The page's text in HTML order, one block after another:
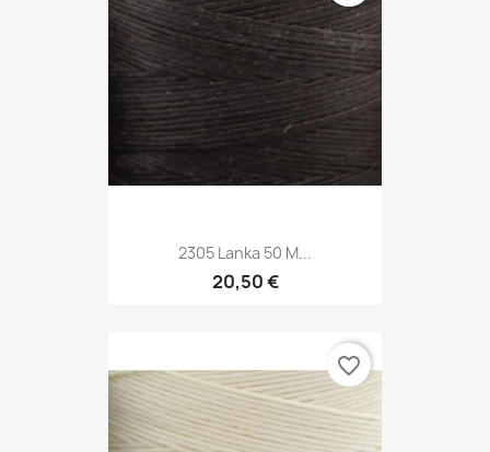
2305 Lanka 50 M...
20,50 €
favorite_border